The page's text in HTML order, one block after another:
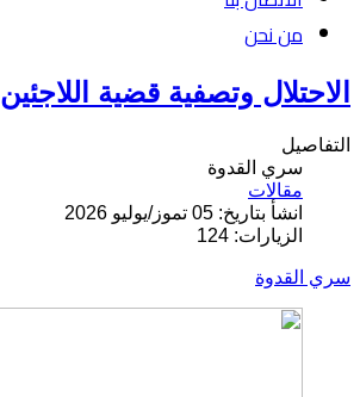
من نحن
الاحتلال وتصفية قضية اللاجئين
التفاصيل
سري القدوة
مقالات
انشأ بتاريخ: 05 تموز/يوليو 2026
الزيارات: 124
سري القدوة